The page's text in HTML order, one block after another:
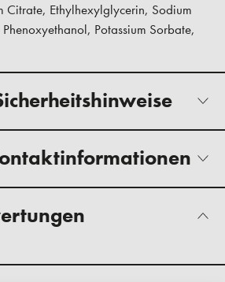
Ethylhexylglycerin, Sodium
Potassium Sorbate,